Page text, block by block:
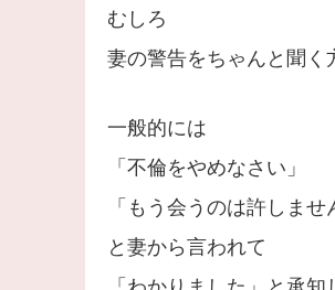
むしろ
妻の警告をちゃんと聞く
一般的には
「不倫をやめなさい」
「もう会うのは許しませ
と妻から言われて